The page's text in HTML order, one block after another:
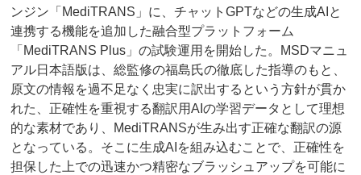
ンジン「MediTRANS」に、チャットGPTなどの生成AIと
連携する機能を追加した融合型プラットフォーム
「MediTRANS Plus」の試験運用を開始した。MSDマニュ
アル日本語版は、総監修の福島氏の徹底した指導のもと、
原文の情報を過不足なく忠実に訳出するという方針が貫か
れた、正確性を重視する翻訳用AIの学習データとして理想
的な素材であり、MediTRANSが生み出す正確な翻訳の源
となっている。そこに生成AIを組み込むことで、正確性を
担保した上での迅速かつ精密なブラッシュアップを可能に